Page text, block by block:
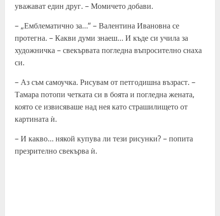
уважават един друг. – Момичето добави.
– „Емблематично за…“ – Валентина Ивановна се
протегна. – Какви думи знаеш… И къде си учила за
художничка – свекървата погледна въпросително снаха
си.
– Аз съм самоучка. Рисувам от петгодишна възраст. –
Тамара потопи четката си в боята и погледна жената,
която се извисяваше над нея като страшилището от
картината ѝ.
– И какво… някой купува ли тези рисунки? – попита
презрително свекърва ѝ.